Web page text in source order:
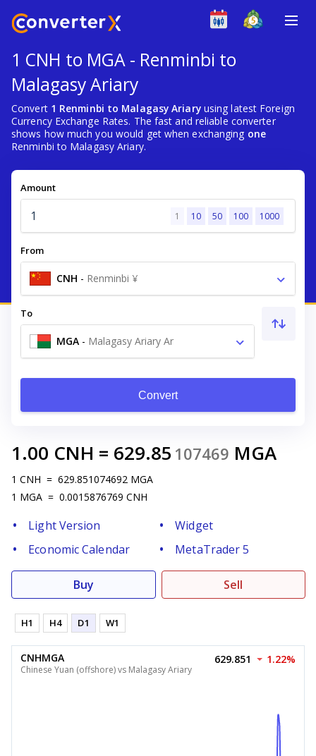
1 CNH to MGA - Renminbi to
Malagasy Ariary
Convert 1 Renminbi to Malagasy Ariaryusing latest Foreign
Currency Exchange Rates. The fast and reliable converter
shows how much you would get when exchanging one
Renminbi to Malagasy Ariary.
Amount
1 10 50 100 1000
From
CNH - Renminbi ¥
To
MGA - Malagasy Ariary Ar
Convert
1.00 CNH = 629.85 107469 MGA
1 CNH = 629.851074692 MGA
1 MGA = 0.0015876769 CNH
Light Version
Widget
Economic Calendar
MetaTrader 5
Buy Sell
H1 H4 D1 W1
CNHMGA
Chinese Yuan (offshore) vs Malagasy Ariary
629.851 1.22%